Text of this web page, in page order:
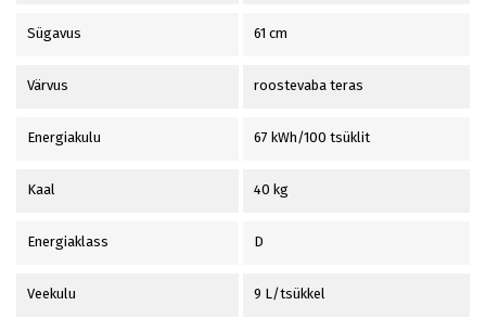
Sügavus 61 cm
Värvus roostevaba teras
Energiakulu 67 kWh/100 tsüklit
Kaal 40 kg
Energiaklass D
Veekulu 9 L/tsükkel